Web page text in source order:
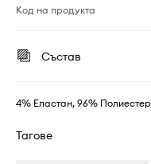
Код на продукта
Състав
4% Еластан, 96% Полиестер
Тагове